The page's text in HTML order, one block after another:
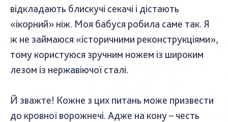
відкладають блискучі секачі і дістають
«ікорний» ніж. Моя бабуся робила саме так. Я
ж не займаюся «історичними реконструкціями»,
тому користуюся зручним ножем із широким
лезом із нержавіючої сталі.
Й зважте! Кожне з цих питань може призвести
до кровної ворожнечі. Адже на кону – честь